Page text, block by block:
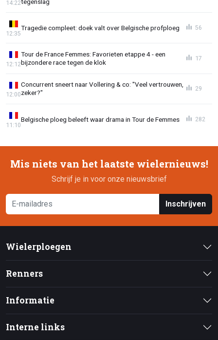
14:22
Tragedie compleet: doek valt over Belgische profploeg
12:35
56
Tour de France Femmes: Favorieten etappe 4 - een
bijzondere race tegen de klok
12:12
17
Concurrent sneert naar Vollering & co: "Veel vertrouwen,
zeker?"
12:00
29
Belgische ploeg beleeft waar drama in Tour de Femmes
11:10
282
Mis niets van het laatste wielernieuws!
Schrijf je in voor onze nieuwsbrief
Inschrijven
Wielerploegen
Renners
Informatie
Interne links